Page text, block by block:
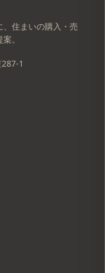
住まいの購入・売
。
1